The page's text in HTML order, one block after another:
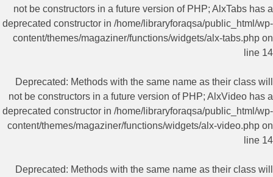
not be constructors in a future version of PHP; AlxTabs has a
deprecated constructor in /home/libraryforaqsa/public_html/wp-
content/themes/magaziner/functions/widgets/alx-tabs.php on
line 14
Deprecated: Methods with the same name as their class will
not be constructors in a future version of PHP; AlxVideo has a
deprecated constructor in /home/libraryforaqsa/public_html/wp-
content/themes/magaziner/functions/widgets/alx-video.php on
line 14
Deprecated: Methods with the same name as their class will